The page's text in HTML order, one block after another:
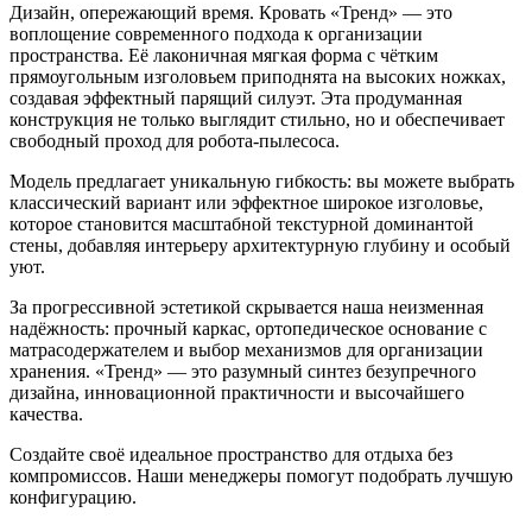
Дизайн, опережающий время. Кровать «Тренд» — это
воплощение современного подхода к организации
пространства. Её лаконичная мягкая форма с чётким
прямоугольным изголовьем приподнята на высоких ножках,
создавая эффектный парящий силуэт. Эта продуманная
конструкция не только выглядит стильно, но и обеспечивает
свободный проход для робота-пылесоса.
Модель предлагает уникальную гибкость: вы можете выбрать
классический вариант или эффектное широкое изголовье,
которое становится масштабной текстурной доминантой
стены, добавляя интерьеру архитектурную глубину и особый
уют.
За прогрессивной эстетикой скрывается наша неизменная
надёжность: прочный каркас, ортопедическое основание с
матрасодержателем и выбор механизмов для организации
хранения. «Тренд» — это разумный синтез безупречного
дизайна, инновационной практичности и высочайшего
качества.
Создайте своё идеальное пространство для отдыха без
компромиссов. Наши менеджеры помогут подобрать лучшую
конфигурацию.